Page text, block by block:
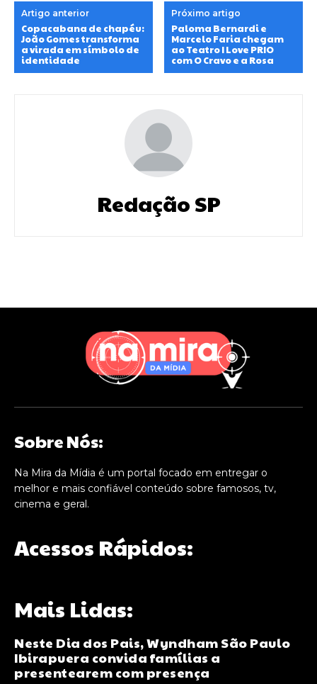
Artigo anterior
Copacabana de chapéu:
João Gomes transforma
a virada em símbolo de
identidade
Próximo artigo
Paloma Bernardi e
Marcelo Faria chegam
ao Teatro I Love PRIO
com O Cravo e a Rosa
Redação SP
Sobre Nós:
Na Mira da Mídia é um portal focado em entregar o
melhor e mais confiável conteúdo sobre famosos, tv,
cinema e geral.
Acessos Rápidos:
Mais Lidas:
Neste Dia dos Pais, Wyndham São Paulo
Ibirapuera convida famílias a
presentearem com presença